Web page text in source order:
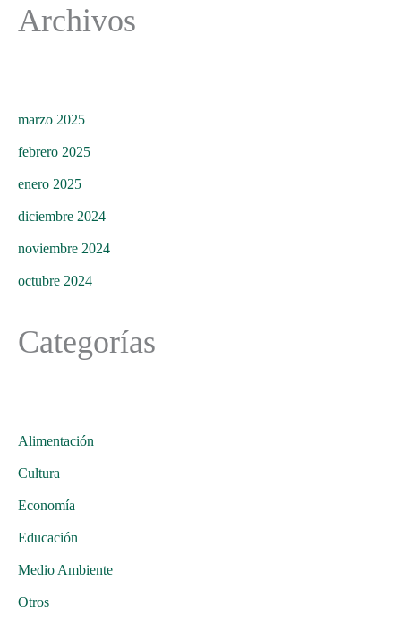
Archivos
marzo 2025
febrero 2025
enero 2025
diciembre 2024
noviembre 2024
octubre 2024
Categorías
Alimentación
Cultura
Economía
Educación
Medio Ambiente
Otros